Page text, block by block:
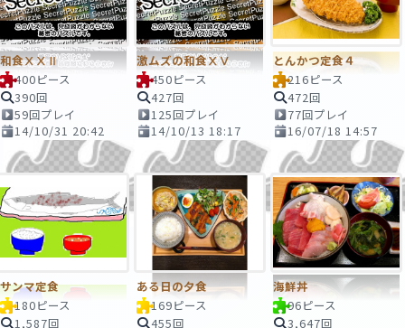
和食ⅩⅩⅡ
400ピース
390回
59回プレイ
14/10/31 20:42
激ムズの和食ⅩⅤ
450ピース
427回
125回プレイ
14/10/13 18:17
とんかつ定食４
216ピース
472回
77回プレイ
16/07/18 14:57
サンマ定食
180ピース
1,587回
ある日の夕食
169ピース
455回
海鮮丼
96ピース
3,647回